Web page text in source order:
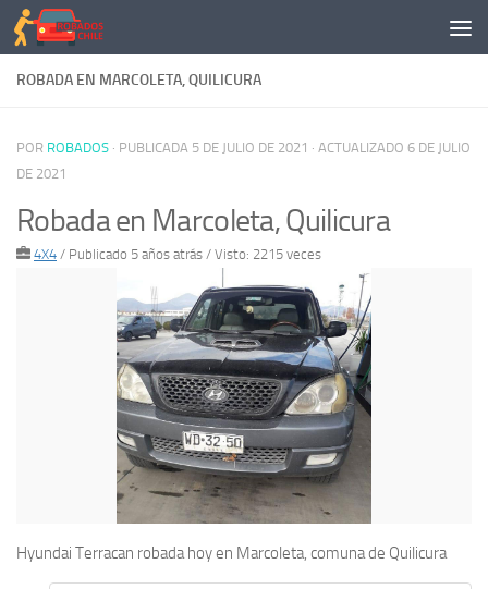
Saltar al contenido
ROBADA EN MARCOLETA, QUILICURA
POR ROBADOS · PUBLICADA 5 DE JULIO DE 2021 · ACTUALIZADO 6 DE JULIO
DE 2021
Robada en Marcoleta, Quilicura
4X4 / Publicado 5 años atrás / Visto: 2215 veces
Hyundai Terracan robada hoy en Marcoleta, comuna de Quilicura